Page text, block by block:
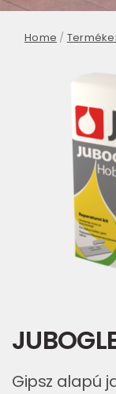
Home /
Gipsz alapú